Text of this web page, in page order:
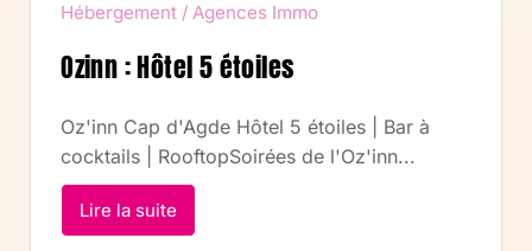
Hébergement / Agences Immo
Ozinn : Hôtel 5 étoiles
Oz'inn Cap d'Agde Hôtel 5 étoiles | Bar à
cocktails | RooftopSoirées de l'Oz'inn...
Lire la suite